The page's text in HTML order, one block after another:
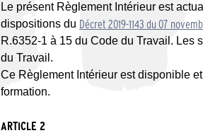
Le présent Règlement Intérieur est
dispositions du Décret 2019-1143 du 07
R.6352-1 à 15 du Code du Travail. Les
du Travail.
Ce Règlement Intérieur est disponible
formation.
ARTICLE 2